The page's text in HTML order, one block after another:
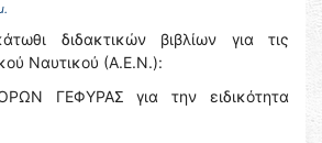
διδακτικών βιβλίων για τις
Ναυτικού (Α.Ε.Ν.):
ΓΕΦΥΡΑΣ για την ειδικότητα